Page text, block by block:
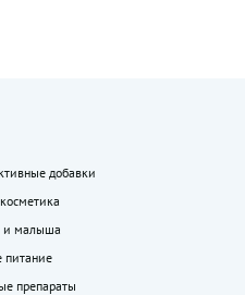
добавки
малыша
питание
препараты